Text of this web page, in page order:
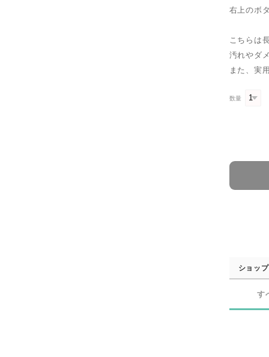
右上のボ
こちらは
汚れやダ
また、実
数量
ショッ
す